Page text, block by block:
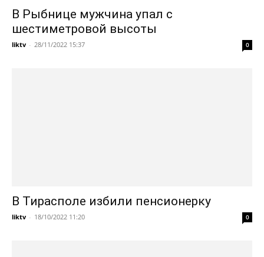
В Рыбнице мужчина упал с
шестиметровой высоты
liktv - 28/11/2022 15:37 0
В Тирасполе избили пенсионерку
liktv - 18/10/2022 11:20 0